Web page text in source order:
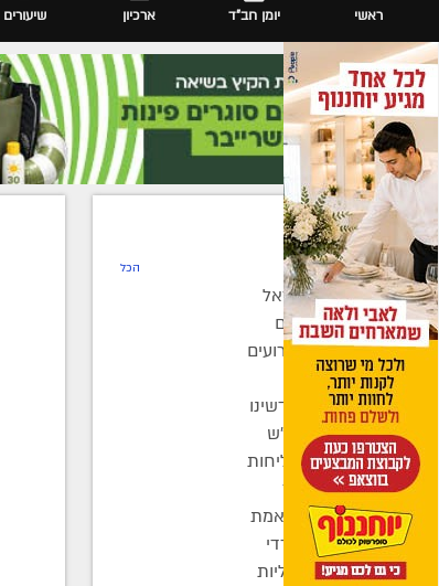
ראשי יומן חב"ד ארכיון שיעורים
חדשות
רדיו COL הכל
חב"ד בישראל
חב"ד בעולם
כינוסים ואירועים
קהילות
בחצרות קדשינו
שמחות אנ"ש
יוצאים לשליחות
נשות חב"ד
ברוך דיין האמת
בעולם החרדי
חדשות כלליות